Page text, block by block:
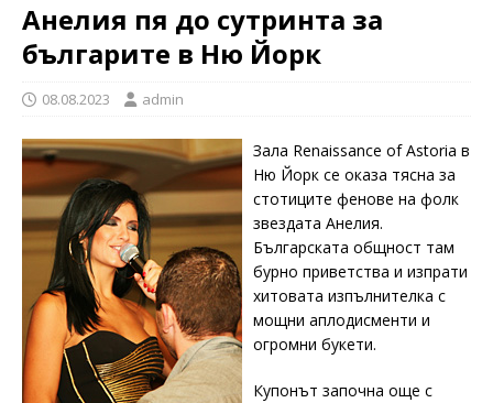
Анелия пя до сутринта за
българите в Ню Йорк
08.08.2023 admin
Зала Renaissance of Astoria в
Ню Йорк се оказа тясна за
стотиците фенове на фолк
звездата Анелия.
Българската общност там
бурно приветства и изпрати
хитовата изпълнителка с
мощни аплодисменти и
огромни букети.
Купонът започна още с